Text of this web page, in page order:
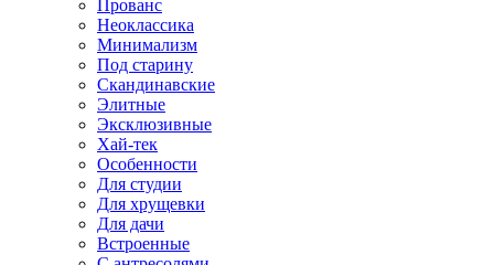
Прованс
Неоклассика
Минимализм
Под старину
Скандинавские
Элитные
Эксклюзивные
Хай-тек
Особенности
Для студии
Для хрущевки
Для дачи
Встроенные